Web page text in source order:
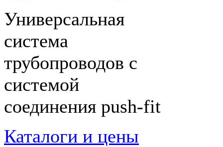
Универсальная
система
трубопроводов с
системой
соединения push-fit
Каталоги и цены